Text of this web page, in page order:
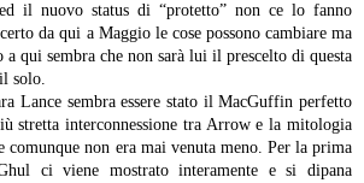
il nuovo status di “protetto” non ce lo fanno
da qui a Maggio le cose possono cambiare ma
a qui sembra che non sarà lui il prescelto di questa
solo.
Lance sembra essere stato il MacGuffin perfetto
stretta interconnessione tra Arrow e la mitologia
comunque non era mai venuta meno. Per la prima
ci viene mostrato interamente e si dipana